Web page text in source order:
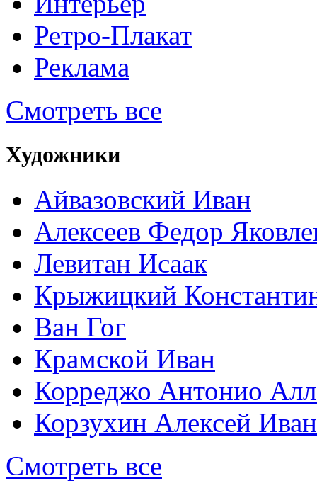
Ретро-Плакат
Реклама
Смотреть все
Художники
Айвазовский Иван
Алексеев Федор
Левитан Исаак
Крыжицкий
Ван Гог
Крамской Иван
Корреджо Антонио
Корзухин Алексей
Смотреть все